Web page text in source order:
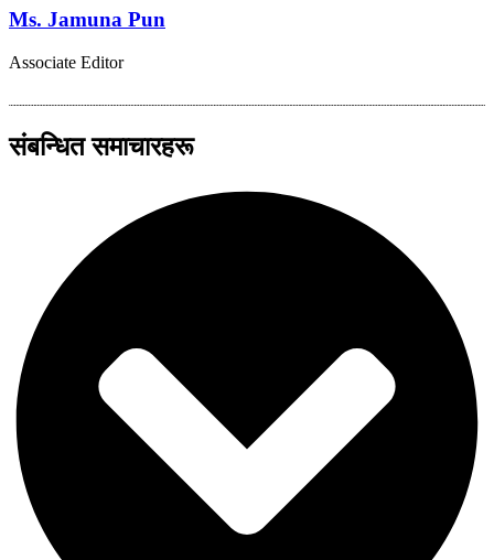
Ms. Jamuna Pun
Associate Editor
संबन्धित समाचारहरू